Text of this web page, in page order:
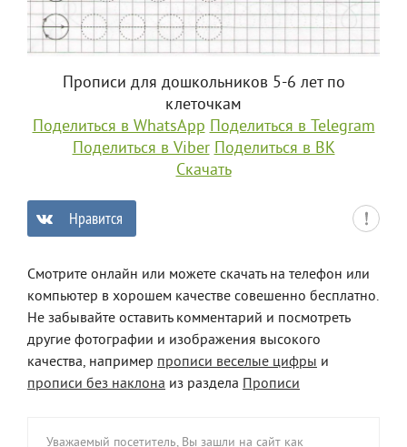
Прописи для дошкольников 5-6 лет по
клеточкам
Поделиться в WhatsApp Поделиться в Telegram
Поделиться в Viber Поделиться в ВК
Скачать
Нравится
Смотрите онлайн или можете скачать на телефон или
компьютер в хорошем качестве совешенно бесплатно.
Не забывайте оставить комментарий и посмотреть
другие фотографии и изображения высокого
качества, например прописи веселые цифры и
прописи без наклона из раздела Прописи
Уважаемый посетитель, Вы зашли на сайт как